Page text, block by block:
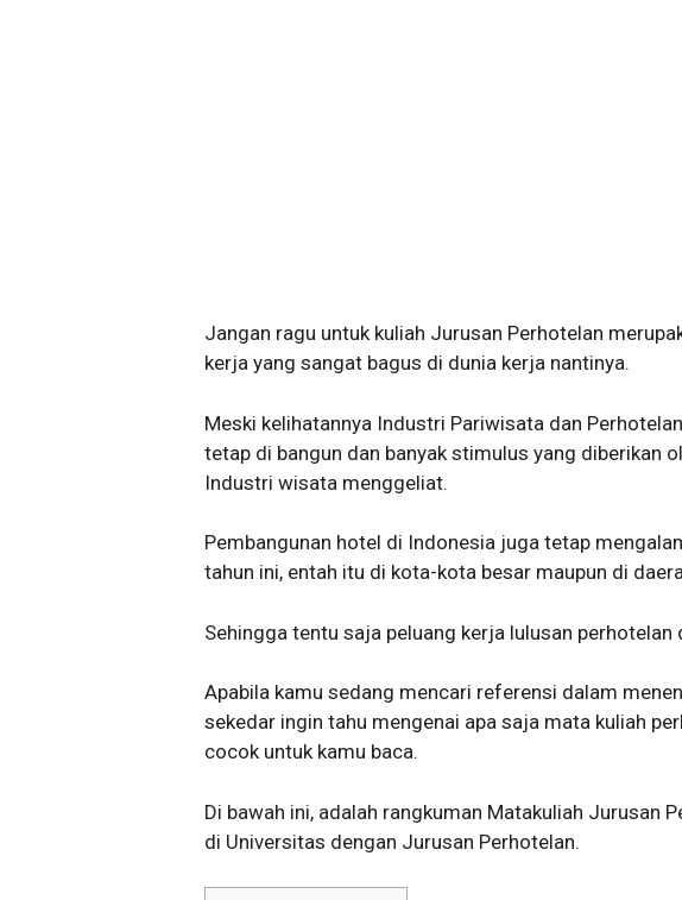
Jangan ragu untuk kuliah Jurusan Perhotelan
kerja yang sangat bagus di dunia kerja nantinya.
Meski kelihatannya Industri Pariwisata dan
tetap di bangun dan banyak stimulus yang diberikan
Industri wisata menggeliat.
Pembangunan hotel di Indonesia juga tetap
tahun ini, entah itu di kota-kota besar maupun di
Sehingga tentu saja peluang kerja lulusan perhotelan
Apabila kamu sedang mencari referensi dalam
sekedar ingin tahu mengenai apa saja mata kuliah
cocok untuk kamu baca.
Di bawah ini, adalah rangkuman Matakuliah Jurusan
di Universitas dengan Jurusan Perhotelan.